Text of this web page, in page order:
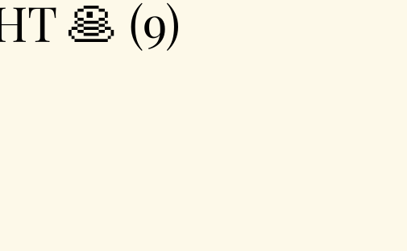
🥞 (9)